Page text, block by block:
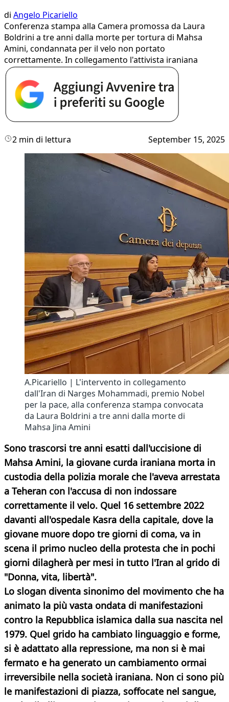
di Angelo Picariello
Conferenza stampa alla Camera promossa da Laura
Boldrini a tre anni dalla morte per tortura di Mahsa
Amini, condannata per il velo non portato
correttamente. In collegamento l'attivista iraniana
2 min di lettura September 15, 2025
A.Picariello | L'intervento in collegamento
dall'Iran di Narges Mohammadi, premio Nobel
per la pace, alla conferenza stampa convocata
da Laura Boldrini a tre anni dalla morte di
Mahsa Jina Amini
Sono trascorsi tre anni esatti dall'uccisione di
Mahsa Amini, la giovane curda iraniana morta in
custodia della polizia morale che l'aveva arrestata
a Teheran con l'accusa di non indossare
correttamente il velo. Quel 16 settembre 2022
davanti all'ospedale Kasra della capitale, dove la
giovane muore dopo tre giorni di coma, va in
scena il primo nucleo della protesta che in pochi
giorni dilagherà per mesi in tutto l'Iran al grido di
"Donna, vita, libertà".
Lo slogan diventa sinonimo del movimento che ha
animato la più vasta ondata di manifestazioni
contro la Repubblica islamica dalla sua nascita nel
1979. Quel grido ha cambiato linguaggio e forme,
si è adattato alla repressione, ma non si è mai
fermato e ha generato un cambiamento ormai
irreversibile nella società iraniana. Non ci sono più
le manifestazioni di piazza, soffocate nel sangue,